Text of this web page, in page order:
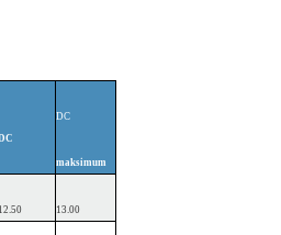
DC
maksimum
12.50 13.00